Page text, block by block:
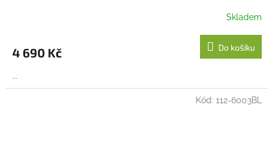
R
M
A
Skladem
4 690 Kč Do košíku
...
Kód: 112-6003BL